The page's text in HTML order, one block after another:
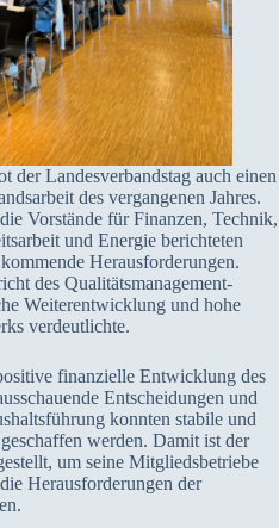
der Landesverbandstag auch einen
des vergangenen Jahres.
Vorstände für Finanzen, Technik,
und Energie berichteten
Herausforderungen.
des Qualitätsmanagement-
Weiterentwicklung und hohe
verdeutlichte.
finanzielle Entwicklung des
Entscheidungen und
konnten stabile und
werden. Damit ist der
um seine Mitgliedsbetriebe
Herausforderungen der